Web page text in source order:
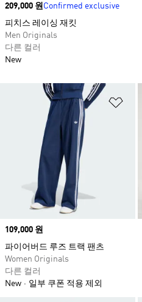
Price
109,000 원
파이어버드 루즈 트랙 팬츠
Women Originals
다른 컬러
New
일부 쿠폰 적용 제외
Price
209,000 원Confirmed exclusive
피치스 레이싱 재킷​
Men Originals
다른 컬러
New